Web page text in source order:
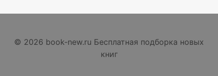
© 2026 book-new.ru Бесплатная подборка новых
книг